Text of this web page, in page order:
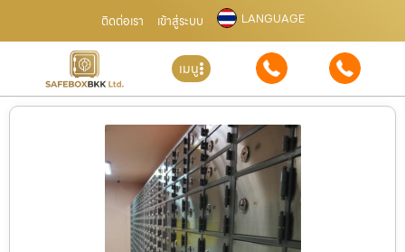
ติดต่อเรา เข้าสู่ระบบ LANGUAGE
เมนู